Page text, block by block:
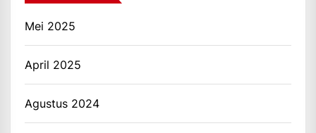
Mei 2025
April 2025
Agustus 2024